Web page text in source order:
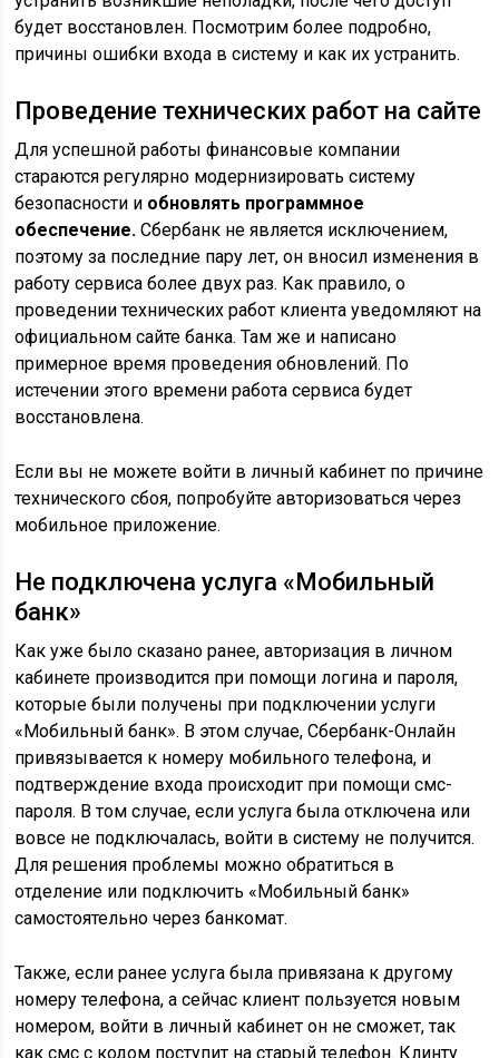
будет восстановлен. Посмотрим более подробно,
причины ошибки входа в систему и как их устранить.
Проведение технических работ на сайте
Для успешной работы финансовые компании
стараются регулярно модернизировать систему
безопасности и обновлять программное
обеспечение. Сбербанк не является исключением,
поэтому за последние пару лет, он вносил изменения в
работу сервиса более двух раз. Как правило, о
проведении технических работ клиента уведомляют на
официальном сайте банка. Там же и написано
примерное время проведения обновлений. По
истечении этого времени работа сервиса будет
восстановлена.
Если вы не можете войти в личный кабинет по причине
технического сбоя, попробуйте авторизоваться через
мобильное приложение.
Не подключена услуга «Мобильный
банк»
Как уже было сказано ранее, авторизация в личном
кабинете производится при помощи логина и пароля,
которые были получены при подключении услуги
«Мобильный банк». В этом случае, Сбербанк-Онлайн
привязывается к номеру мобильного телефона, и
подтверждение входа происходит при помощи смс-
пароля. В том случае, если услуга была отключена или
вовсе не подключалась, войти в систему не получится.
Для решения проблемы можно обратиться в
отделение или подключить «Мобильный банк»
самостоятельно через банкомат.
Также, если ранее услуга была привязана к другому
номеру телефона, а сейчас клиент пользуется новым
номером, войти в личный кабинет он не сможет, так
как смс с кодом поступит на старый телефон. Клинту